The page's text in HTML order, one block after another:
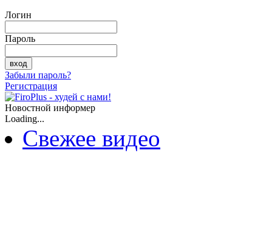
Логин
Пароль
Забыли пароль?
Регистрация
Новостной информер
Loading...
Свежее видео